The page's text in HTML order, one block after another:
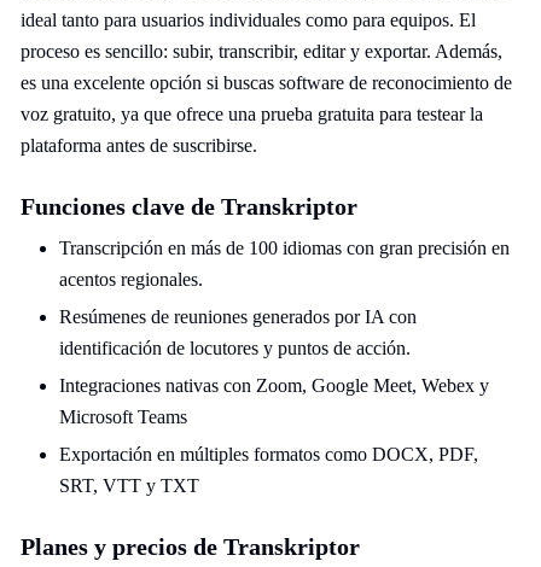
ideal tanto para usuarios individuales como para equipos. El
proceso es sencillo: subir, transcribir, editar y exportar. Además,
es una excelente opción si buscas software de reconocimiento de
voz gratuito, ya que ofrece una prueba gratuita para testear la
plataforma antes de suscribirse.
Funciones clave de Transkriptor
Transcripción en más de 100 idiomas con gran precisión en
acentos regionales.
Resúmenes de reuniones generados por IA con
identificación de locutores y puntos de acción.
Integraciones nativas con Zoom, Google Meet, Webex y
Microsoft Teams
Exportación en múltiples formatos como DOCX, PDF,
SRT, VTT y TXT
Planes y precios de Transkriptor